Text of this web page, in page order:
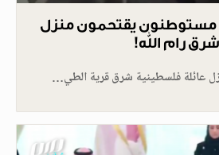
يقتحمون منزل
رام الله!
عائلة فلسطينية شرق قرية الطي…